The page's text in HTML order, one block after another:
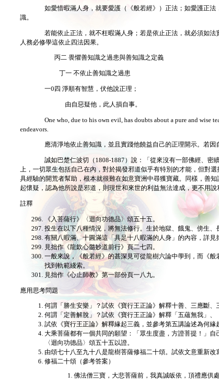
如愛惜暇滿人身，就要愛護（《般若經》）正法；如愛護正
識。
若能依止正法，就不枉暇滿人身；若是依止正法，就必須如
人務必修學這依止四法因果。
丙二 畏懼善知識之過患與善知識之定義
丁一 不依止善知識之過患
一0四 淨順有智慧，伏他說正理；
由自惡疑他，此人損自事。
One who, due to his own evil, has doubts about a pure and wise
endeavors.
應清淨地依止善知識，並且實踐他饒益自己的正理開示。若
誠如巴楚仁波切（1808-1887）說：「從來沒有一部佛經、
上，一切眾生包括自己在內，對於揭發邪道似乎有特別的才能，但對
具經驗的開荒者幫助，根本就很難在如意寶洲中尋獲寶藏。同樣，善
起懷疑，認為他所說是邪道，則現世和來世的利益無法達成，更不用說
註釋
《入菩薩行》〈迴向功德品〉頌五十五。
投生在以下八種情況，將無法修行。生於地獄、餓鬼、傍生
有關八暇滿、十圓滿這「具足十八暇滿的人身」的內容，詳
見拙作《龍欽心髓妙道前行》頁二七四。
一般來說，《般若經》的甚深見可從龍樹六論中學到，而《
找到軌範綫索。
見拙作《心止師教》第一部份頁一八九。
應用思考問題
何謂「勝生安樂」？試依《寶行王正論》解釋十善、三應斷、
何謂「定善解脫」？試依《寶行王正論》解釋「五蘊無我」
試依《寶行王正論》解釋緣起三義，並參考第五講論述為何緣
大乘菩薩都有一個共同的願望：「眾生度盡，方證菩提！」
〈迴向功德品〉頌五十五以證。
由頌七十八至九十八是龍樹菩薩修福二十頌。試依文意重新改
修福二十頌（參考答案）
佛法僧三寶，大悲菩薩前，我真誠皈依，頂禮應供